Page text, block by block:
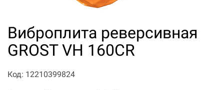
Виброплита реверсивная
GROST VH 160СR
Код: 12210399824